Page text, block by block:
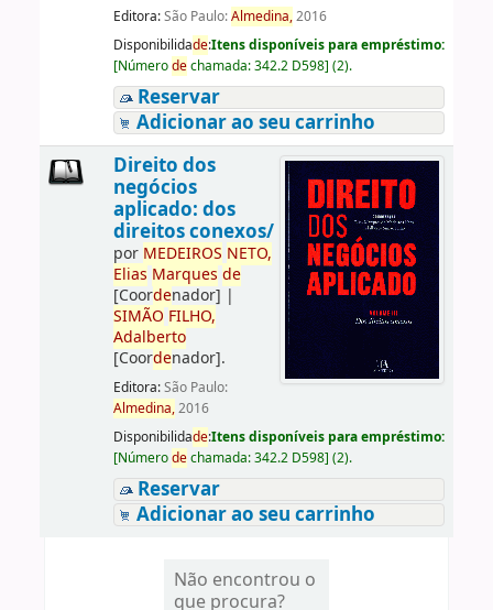
Editora:São Paulo:Almedina,2016
Disponibilidade:Itens disponíveis para empréstimo:
[Númerodechamada:342.2 D598] (2).
Reservar
Adicionar ao seu carrinho
Direito dos
negócios
aplicado: dos
direitos conexos/
por MEDEIROS NETO,
Elias Marques de
[Coordenador] |
SIMÃO FILHO,
Adalberto
[Coordenador].
Editora:São Paulo:
Almedina,2016
Disponibilidade:Itens disponíveis para empréstimo:
[Númerodechamada:342.2 D598] (2).
Reservar
Adicionar ao seu carrinho
Não encontrou o
que procura?